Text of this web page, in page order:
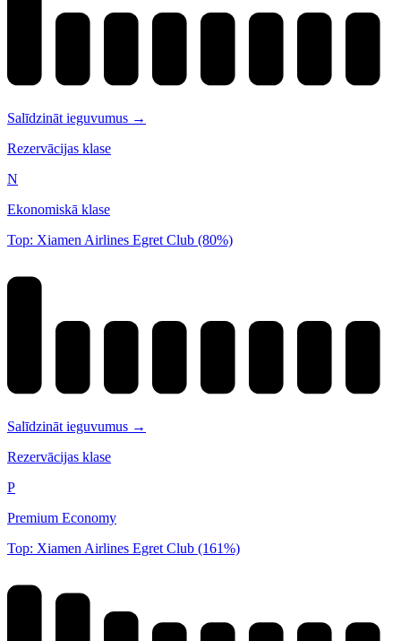
Salīdzināt ieguvumus →
Rezervācijas klase
N
Ekonomiskā klase
Top: Xiamen Airlines Egret Club (80%)
Salīdzināt ieguvumus →
Rezervācijas klase
P
Premium Economy
Top: Xiamen Airlines Egret Club (161%)